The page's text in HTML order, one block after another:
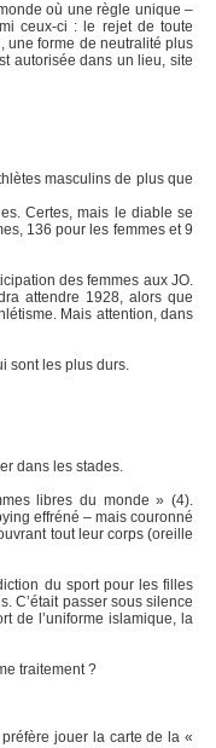
où une règle unique –
ceux-ci : le rejet de toute
une forme de neutralité plus
autorisée dans un lieu, site
masculins de plus que
Certes, mais le diable se
136 pour les femmes et 9
des femmes aux JO.
attendre 1928, alors que
Mais attention, dans
sont les plus durs.
dans les stades.
libres du monde » (4).
effréné – mais couronné
tout leur corps (oreille
du sport pour les filles
C’était passer sous silence
de l’uniforme islamique, la
traitement ?
jouer la carte de la «